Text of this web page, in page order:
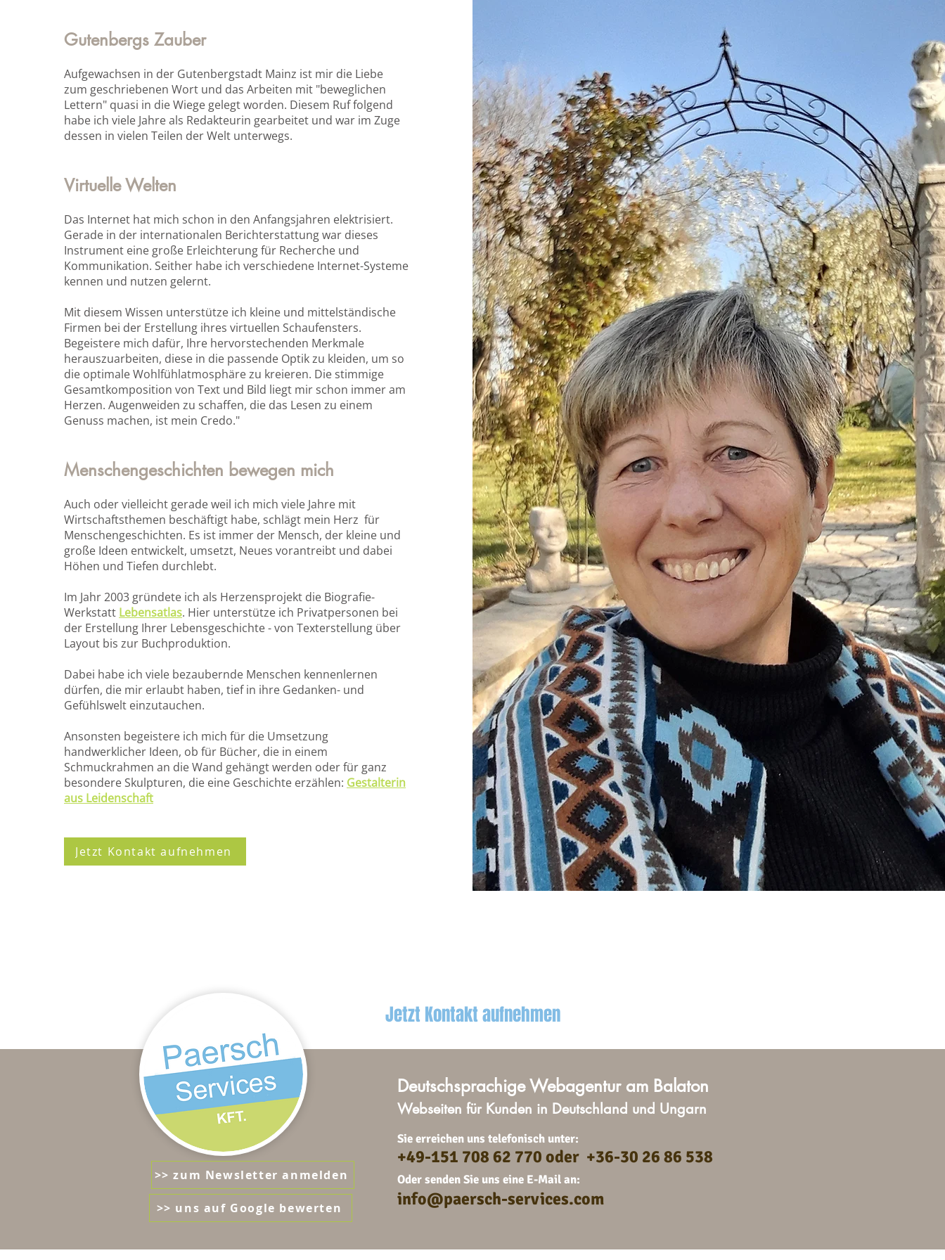
Gutenbergs Zauber
Aufgewachsen in der Gutenbergstadt Mainz ist mir die Liebe
zum geschriebenen Wort und das Arbeiten mit "beweglichen
Lettern" quasi in die Wiege gelegt worden. Diesem Ruf folgend
habe ich viele Jahre als Redakteurin gearbeitet und war im Zuge
dessen in vielen Teilen der Welt unterwegs.
Virtuelle Welten
Das Internet hat mich schon in den Anfangsjahren elektrisiert.
Gerade in der internationalen Berichterstattung war dieses
Instrument eine große Erleichterung für Recherche und
Kommunikation. Seither habe ich verschiedene Internet-Systeme
kennen und nutzen gelernt.
Mit diesem Wissen unterstütze ich kleine und mittelständische
Firmen bei der Erstellung ihres virtuellen Schaufensters.
Begeistere mich dafür, Ihre hervorstechenden Merkmale
herauszuarbeiten, diese in die passende Optik zu kleiden, um so
die optimale Wohlfühlatmosphäre zu kreieren. Die stimmige
Gesamtkomposition von Text und Bild liegt mir schon immer am
Herzen. Augenweiden zu schaffen, die das Lesen zu einem
Genuss machen, ist mein Credo."
Menschengeschichten bewegen mich
Auch oder vielleicht gerade weil ich mich viele Jahre mit
Wirtschaftsthemen beschäftigt habe, schlägt mein Herz für
Menschengeschichten. Es ist immer der Mensch, der kleine und
große Ideen entwickelt, umsetzt, Neues vorantreibt und dabei
Höhen und Tiefen durchlebt.
Im Jahr 2003 gründete ich als Herzensprojekt die Biografie-
Werkstatt Lebensatlas. Hier unterstütze ich Privatpersonen bei
der Erstellung Ihrer Lebensgeschichte - von Texterstellung über
Layout bis zur Buchproduktion.
Dabei habe ich viele bezaubernde Menschen kennenlernen
dürfen, die mir erlaubt haben, tief in ihre Gedanken- und
Gefühlswelt einzutauchen.
Ansonsten begeistere ich mich für die Umsetzung
handwerklicher Ideen, ob für Bücher, die in einem
Schmuckrahmen an die Wand gehängt werden oder für ganz
besondere Skulpturen, die eine Geschichte erzählen: Gestalterin
aus Leidenschaft
Jetzt Kontakt aufnehmen
Jetzt Kontakt aufnehmen
>> zum Newsletter anmelden
>> uns auf Google bewerten
Deutschsprachige Webagentur am Balaton
Webseiten für Kunden in Deutschland und Ungarn
Sie erreichen uns telefonisch unter:
+49-151 708 62 770 oder +36-30 26 86 538
Oder senden Sie uns eine E-Mail an:
info@paersch-services.com